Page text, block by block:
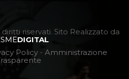
riservati. Sito Realizzato da
DIGITAL
Policy - Amministrazione